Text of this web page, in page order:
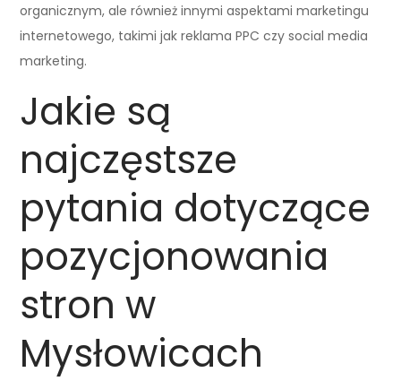
organicznym, ale również innymi aspektami marketingu
internetowego, takimi jak reklama PPC czy social media
marketing.
Jakie są
najczęstsze
pytania dotyczące
pozycjonowania
stron w
Mysłowicach